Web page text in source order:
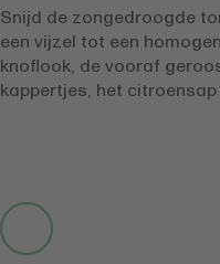
Snijd de zongedroogde
een vijzel tot een
knoflook, de vooraf
kappertjes, het